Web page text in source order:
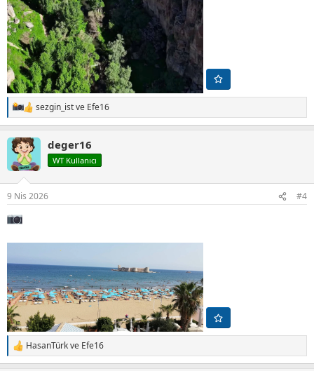
T
e
k
i
l
sezgin_istve Efe16
deger16
WT Kullanıcı
9 Nis 2026 #4
T
e
HasanTürkve Efe16